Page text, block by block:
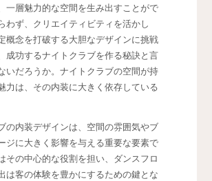
一層魅力的な空間を生み出すことがで
わず、クリエイティビティを活かし
概念を打破する大胆なデザインに挑戦
成功するナイトクラブを作る秘訣と言
いだろうか。ナイトクラブの空間が持
力は、その内装に大きく依存している
の内装デザインは、空間の雰囲気やブ
ジに大きく影響を与える重要な要素で
その中心的な役割を担い、ダンスフロ
は客の体験を豊かにするための鍵とな